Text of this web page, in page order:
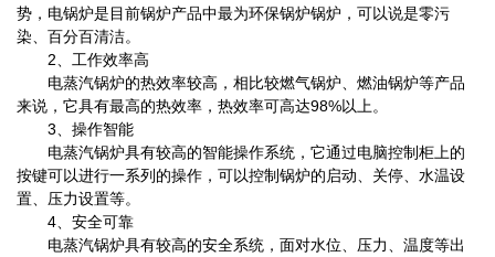
势，电锅炉是目前锅炉产品中最为环保锅炉锅炉，可以说是零污
染、百分百清洁。
2、工作效率高
电蒸汽锅炉的热效率较高，相比较燃气锅炉、燃油锅炉等产品
来说，它具有最高的热效率，热效率可高达98%以上。
3、操作智能
电蒸汽锅炉具有较高的智能操作系统，它通过电脑控制柜上的
按键可以进行一系列的操作，可以控制锅炉的启动、关停、水温设
置、压力设置等。
4、安全可靠
电蒸汽锅炉具有较高的安全系统，面对水位、压力、温度等出